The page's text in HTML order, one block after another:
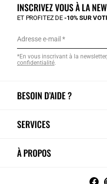
BESOIN D’AIDE ?
SERVICES
À PROPOS
INSCRIVEZ VOUS À LA
ET PROFITEZ DE-10% SUR
Adresse e-mail
*En vous inscrivant à la
confidentialité.